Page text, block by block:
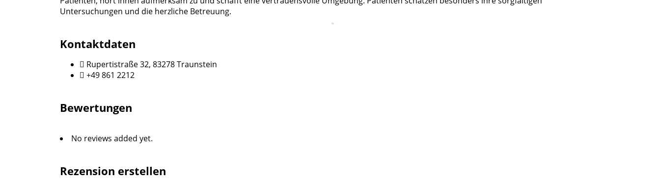
Untersuchungen und die herzliche Betreuung.
Kontaktdaten
Rupertistraße 32, 83278 Traunstein
+49 861 2212
Bewertungen
No reviews added yet.
Rezension erstellen